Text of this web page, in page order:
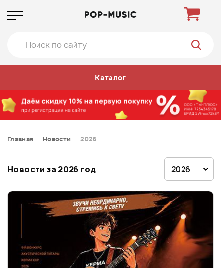
Каталог
Главная Новости 2026
Новости за 2026 год 2026